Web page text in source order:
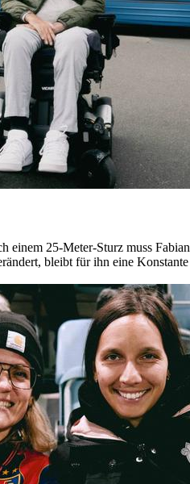
einem 25-Meter-Sturz muss
bleibt für ihn eine